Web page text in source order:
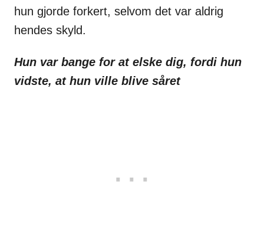
hun gjorde forkert, selvom det var aldrig
hendes skyld.
Hun var bange for at elske dig, fordi hun
vidste, at hun ville blive såret